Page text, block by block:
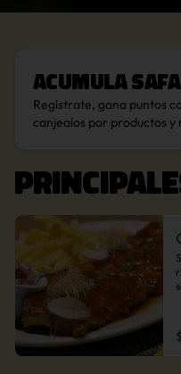
Acumula
Regístrate, gana puntos
canjealos por productos y